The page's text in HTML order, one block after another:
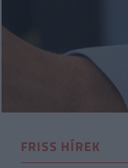
FRISS HÍREK